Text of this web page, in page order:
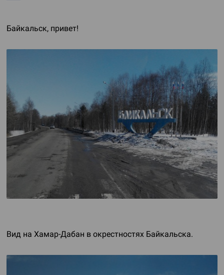
Байкальск, привет!
Вид на Хамар-Дабан в окрестностях Байкальска.